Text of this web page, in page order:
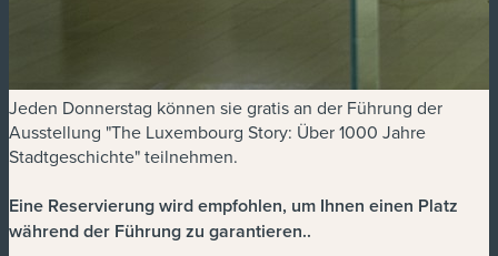
Jeden Donnerstag können sie gratis an der Führung der
Ausstellung "The Luxembourg Story: Über 1000 Jahre
Stadtgeschichte" teilnehmen.
Eine Reservierung wird empfohlen, um Ihnen einen Platz
während der Führung zu garantieren..